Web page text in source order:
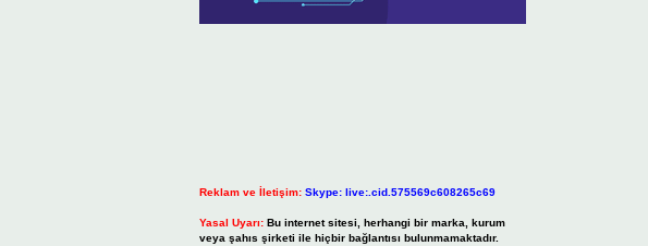
Reklam ve İletişim: Skype: live:.cid.575569c608265c69
Yasal Uyarı: Bu internet sitesi, herhangi bir marka, kurum
veya şahıs şirketi ile hiçbir bağlantısı bulunmamaktadır.